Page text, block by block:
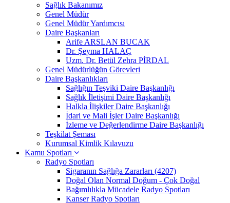
Sağlık Bakanımız
Genel Müdür
Genel Müdür Yardımcısı
Daire Başkanları
Arife ARSLAN BUCAK
Dr. Şeyma HALAÇ
Uzm. Dr. Betül Zehra PİRDAL
Genel Müdürlüğün Görevleri
Daire Başkanlıkları
Sağlığın Teşviki Daire Başkanlığı
Sağlık İletişimi Daire Başkanlığı
Halkla İlişkiler Daire Başkanlığı
İdari ve Mali İşler Daire Başkanlığı
İzleme ve Değerlendirme Daire Başkanlığı
Teşkilat Şeması
Kurumsal Kimlik Kılavuzu
Kamu Spotları
Radyo Spotları
Sigaranın Sağlığa Zararları (4207)
Doğal Olan Normal Doğum - Çok Doğal
Bağımlılıkla Mücadele Radyo Spotları
Kanser Radyo Spotları